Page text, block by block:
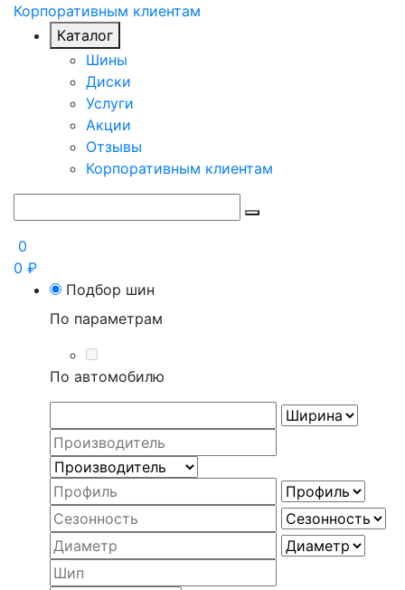
Корпоративным клиентам
Каталог
Шины
Диски
Услуги
Акции
Отзывы
Корпоративным клиентам
0
0 ₽
Подбор шин
По параметрам
По автомобилю